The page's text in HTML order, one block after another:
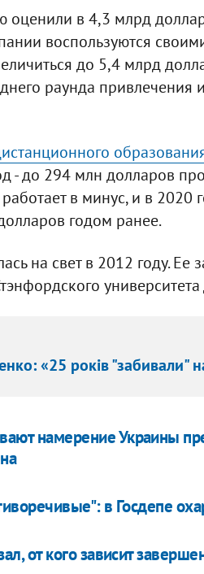
оценили в 4,3 млрд
воспользуются
до 5,4 млрд
раунда привлечения
- до 294 млн долларов
в минус, и в 2020
годом ранее.
на свет в 2012 году. Ее
«25 років "забивали"
намерение Украины
в Госдепе
от кого зависит